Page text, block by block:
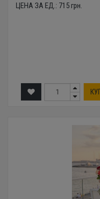
ЦЕНА ЗА ЕД.: 715грн.